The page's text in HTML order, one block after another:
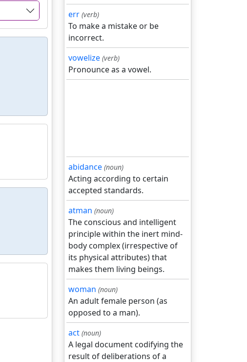
err (verb)
To make a mistake or be
incorrect.
vowelize (verb)
Pronounce as a vowel.
abidance (noun)
Acting according to certain
accepted standards.
atman (noun)
The conscious and intelligent
principle within the inert mind-
body complex (irrespective of
its physical attributes) that
makes them living beings.
woman (noun)
An adult female person (as
opposed to a man).
act (noun)
A legal document codifying the
result of deliberations of a